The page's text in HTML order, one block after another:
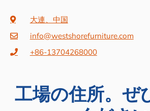
大連、中国
info@westshorefurniture.com
+86-13704268000
工場の住所。ぜ